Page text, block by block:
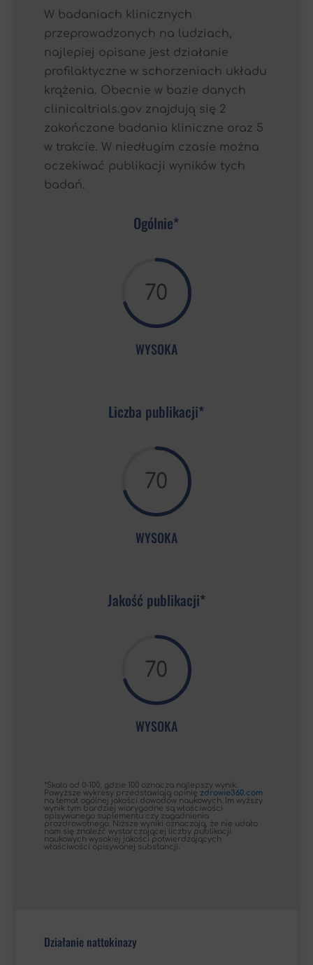
W badaniach klinicznych
przeprowadzonych na ludziach,
najlepiej opisane jest działanie
profilaktyczne w schorzeniach układu
krążenia. Obecnie w bazie danych
clinicaltrials.gov znajdują się 2
zakończone badania kliniczne oraz 5
w trakcie. W niedługim czasie można
oczekiwać publikacji wyników tych
badań.
Ogólnie*
70
WYSOKA
Liczba publikacji*
70
WYSOKA
Jakość publikacji*
70
WYSOKA
*Skala od 0-100, gdzie 100 oznacza najlepszy wynik.
Powyższe wykresy przedstawiają opinię zdrowie360.com
na temat ogólnej jakości dowodów naukowych. Im wyższy
wynik tym bardziej wiarygodne są właściwości
opisywanego suplementu czy zagadnienia
prozdrowotnego. Niższe wyniki oznaczają, że nie udało
nam się znaleźć wystarczającej liczby publikacji
naukowych wysokiej jakości potwierdzających
właściwości opisywanej substancji.
Działanie nattokinazy